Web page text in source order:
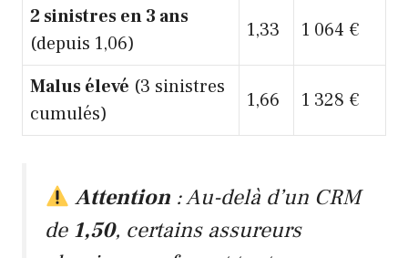
2 sinistres en 3 ans
(depuis 1,06)
1,33 1 064 €
Malus élevé (3 sinistres
cumulés)
1,66 1 328 €
Attention : Au-delà d’un CRM
de 1,50, certains assureurs